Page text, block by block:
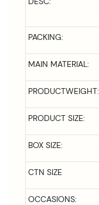
PACKING:
MAIN MATERIAL:
PRODUCTWEIGHT:
PRODUCT SIZE:
BOX SIZE:
CTN SIZE
OCCASIONS: